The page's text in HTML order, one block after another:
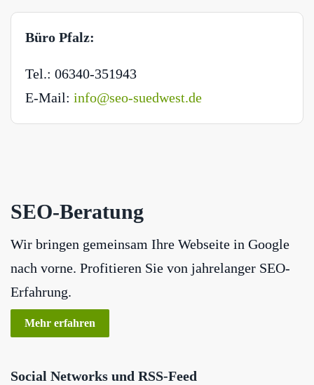
Büro Pfalz:
Tel.: 06340-351943
E-Mail: info@seo-suedwest.de
SEO-Beratung
Wir bringen gemeinsam Ihre Webseite in Google
nach vorne. Profitieren Sie von jahrelanger SEO-
Erfahrung.
Mehr erfahren
Social Networks und RSS-Feed